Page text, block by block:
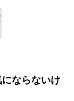
にならないけ